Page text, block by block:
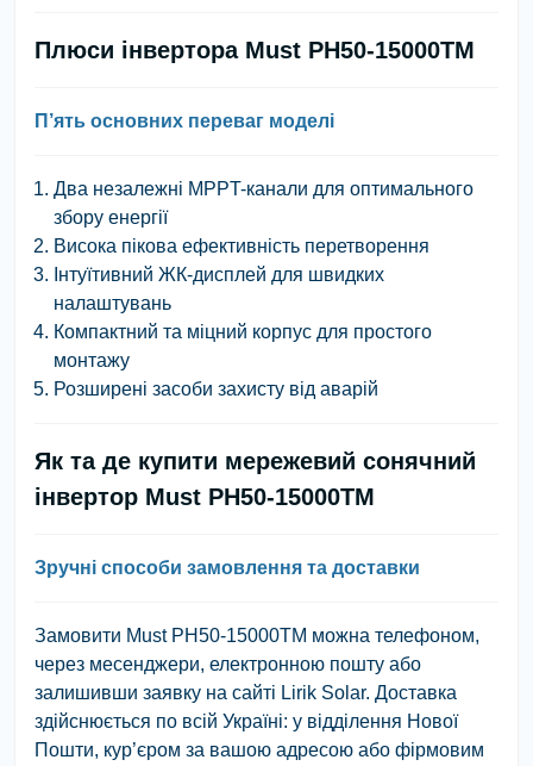
Плюси інвертора Must PH50-15000TM
П’ять основних переваг моделі
Два незалежні MPPT-канали для оптимального
збору енергії
Висока пікова ефективність перетворення
Інтуїтивний ЖК-дисплей для швидких
налаштувань
Компактний та міцний корпус для простого
монтажу
Розширені засоби захисту від аварій
Як та де купити мережевий сонячний
інвертор Must PH50-15000TM
Зручні способи замовлення та доставки
Замовити Must PH50-15000TM можна телефоном,
через месенджери, електронною пошту або
залишивши заявку на сайті Lirik Solar. Доставка
здійснюється по всій Україні: у відділення Нової
Пошти, кур’єром за вашою адресою або фірмовим